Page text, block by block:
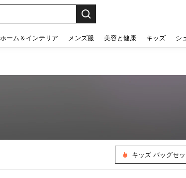
ホーム＆インテリア メンズ服 美容と健康 キッズ シ
キッズ リュック
キッズ バッグセ
キッズ 旅行バッグ